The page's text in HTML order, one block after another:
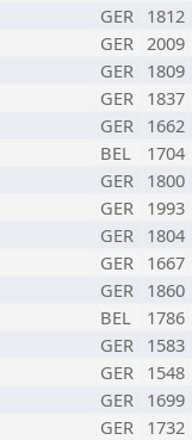
GER 1812
GER 2009
GER 1809
GER 1837
GER 1662
BEL 1704
GER 1800
GER 1993
GER 1804
GER 1667
GER 1860
BEL 1786
GER 1583
GER 1548
GER 1699
GER 1732